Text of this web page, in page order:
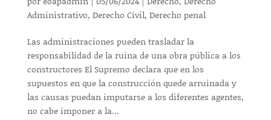
Administrativo, Derecho Civil, Derecho penal
Las administraciones pueden trasladar la
responsabilidad de la ruina de una obra pública a los
constructores El Supremo declara que en los
supuestos en que la construcción quede arruinada y
las causas puedan imputarse a los diferentes agentes,
no cabe imponer a la...